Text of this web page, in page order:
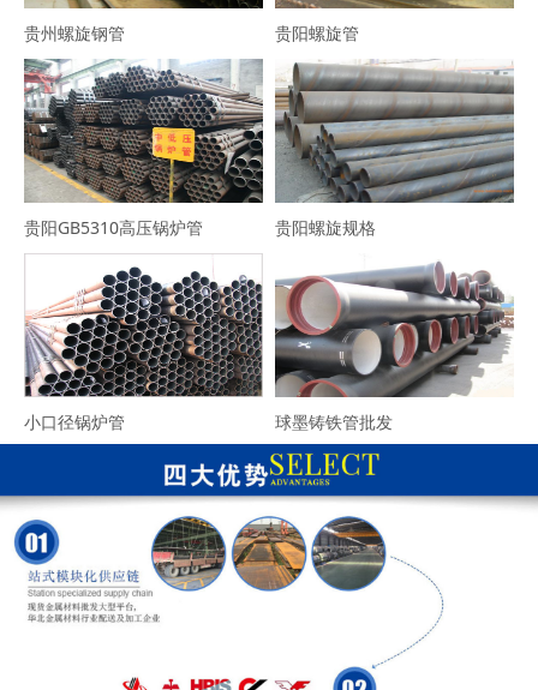
贵州螺旋钢管 贵阳螺旋管
贵阳GB5310高压锅炉管 贵阳螺旋规格
小口径锅炉管 球墨铸铁管批发